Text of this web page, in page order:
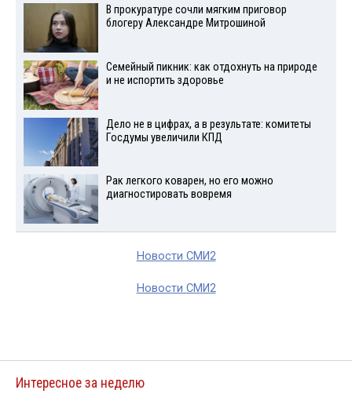
В прокуратуре сочли мягким приговор
блогеру Александре Митрошиной
Семейный пикник: как отдохнуть на природе
и не испортить здоровье
Дело не в цифрах, а в результате: комитеты
Госдумы увеличили КПД
Рак легкого коварен, но его можно
диагностировать вовремя
Новости СМИ2
Новости СМИ2
Интересное за неделю